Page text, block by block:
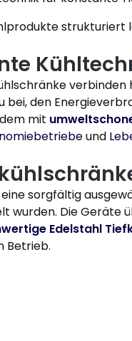
bei, den
mit
und
eine sorgfältig
wurden. Die Geräte
Edelstahl
Betrieb.